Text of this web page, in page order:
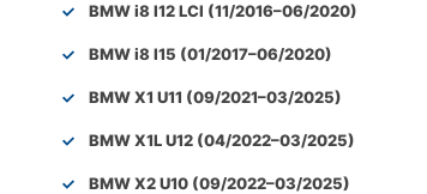
BMW i8 I12 LCI (11/2016–06/2020)
BMW i8 I15 (01/2017–06/2020)
BMW X1 U11 (09/2021–03/2025)
BMW X1L U12 (04/2022–03/2025)
BMW X2 U10 (09/2022–03/2025)